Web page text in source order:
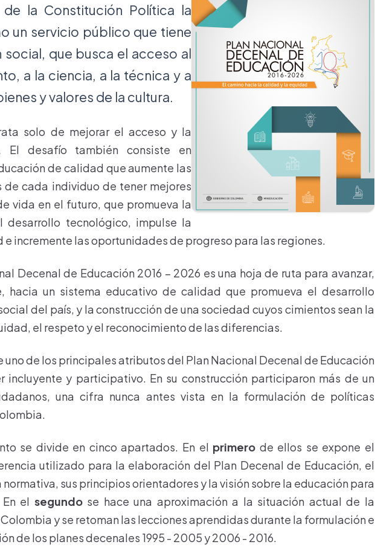
la Constitución Política la
un servicio público que tiene
social, que busca el acceso al
a la ciencia, a la técnica y a
y valores de la cultura.
solo de mejorar el acceso y la
El desafío también consiste en
de calidad que aumente las
cada individuo de tener mejores
vida en el futuro, que promueva la
desarrollo tecnológico, impulse la
incremente las oportunidades de progreso para las regiones.
Decenal de Educación 2016 – 2026 es una hoja de ruta para avanzar,
hacia un sistema educativo de calidad que promueva el desarrollo
del país, y la construcción de una sociedad cuyos cimientos sean la
el respeto y el reconocimiento de las diferencias.
uno de los principales atributos del Plan Nacional Decenal de Educación
incluyente y participativo. En su construcción participaron más de un
una cifra nunca antes vista en la formulación de políticas
se divide en cinco apartados. En el primero de ellos se expone el
utilizado para la elaboración del Plan Decenal de Educación, el
normativa, sus principios orientadores y la visión sobre la educación para
el segundose hace una aproximación a la situación actual de la
y se retoman las lecciones aprendidas durante la formulación e
de los planes decenales 1995 - 2005 y 2006 - 2016.